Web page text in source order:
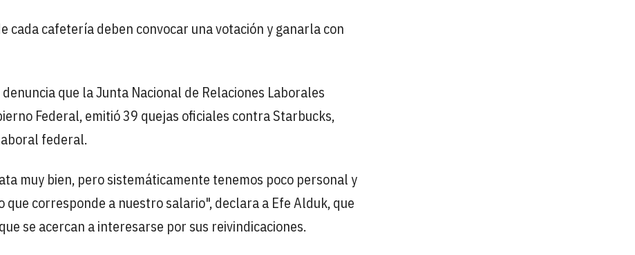
cada cafetería deben convocar una votación y ganarla con
que la Junta Nacional de Relaciones Laborales
Federal, emitió 39 quejas oficiales contra Starbucks,
federal.
muy bien, pero sistemáticamente tenemos poco personal y
corresponde a nuestro salario", declara a Efe Alduk, que
se acercan a interesarse por sus reivindicaciones.